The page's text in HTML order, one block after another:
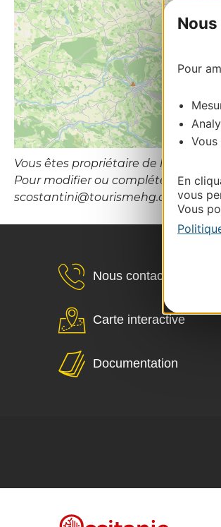
Pour
En
vous
Vous
Vous êtes propriétaire de
Pour modifier ou compléter cette
scostantini@tourismehg.com
Nous contacter
Carte interactive
Documentation